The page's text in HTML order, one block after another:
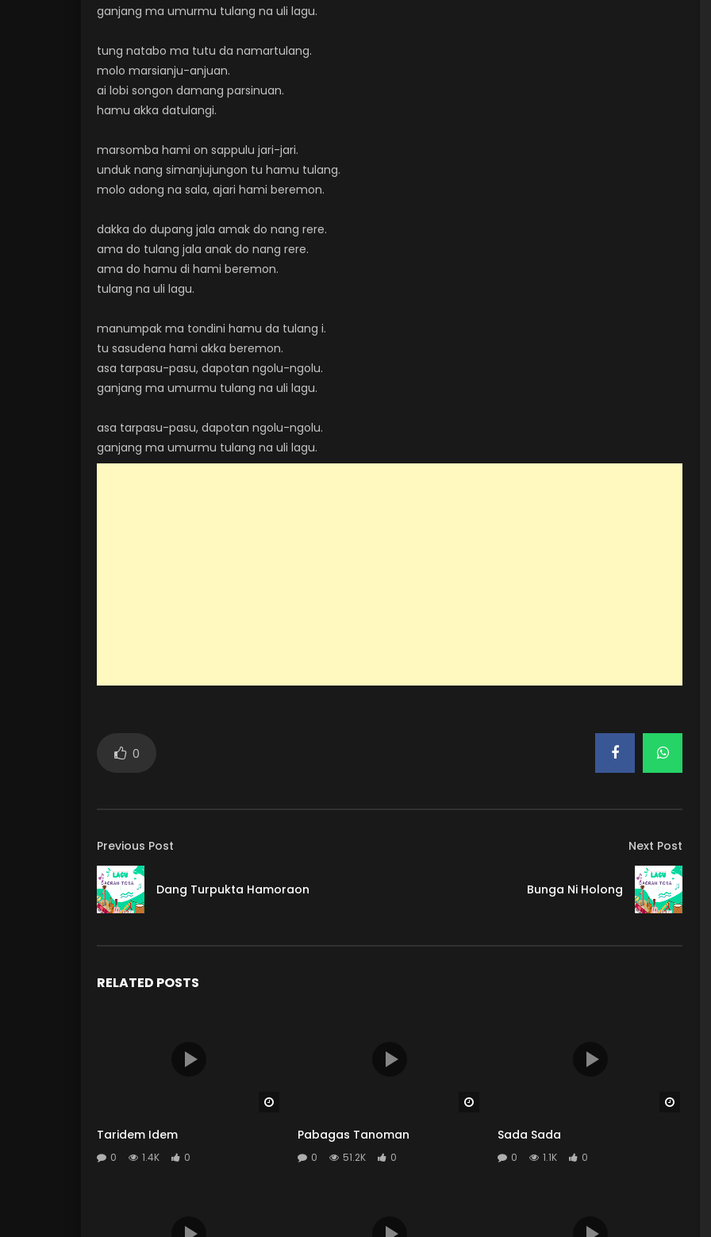
ganjang ma umurmu tulang na uli lagu.
tung natabo ma tutu da namartulang.
molo marsianju-anjuan.
ai lobi songon damang parsinuan.
hamu akka datulangi.
marsomba hami on sappulu jari-jari.
unduk nang simanjujungon tu hamu tulang.
molo adong na sala, ajari hami beremon.
dakka do dupang jala amak do nang rere.
ama do tulang jala anak do nang rere.
ama do hamu di hami beremon.
tulang na uli lagu.
manumpak ma tondini hamu da tulang i.
tu sasudena hami akka beremon.
asa tarpasu-pasu, dapotan ngolu-ngolu.
ganjang ma umurmu tulang na uli lagu.
asa tarpasu-pasu, dapotan ngolu-ngolu.
ganjang ma umurmu tulang na uli lagu.
0
Previous Post
Dang Turpukta Hamoraon
Next Post
Bunga Ni Holong
RELATED POSTS
Taridem Idem
0 1.4K 0
Pabagas Tanoman
0 51.2K 0
Sada Sada
0 1.1K 0